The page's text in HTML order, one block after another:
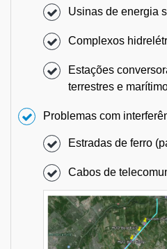
Usinas de energia
Complexos
Estações
terrestres e
Problemas com
Estradas de ferro
Cabos de